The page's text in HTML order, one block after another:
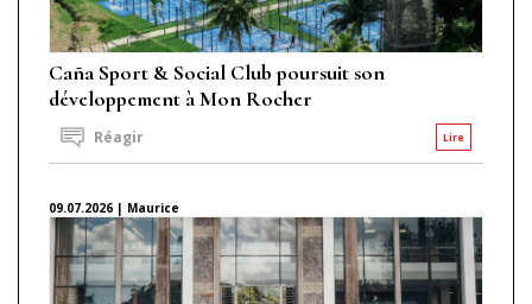
Caña Sport & Social Club poursuit son
développement à Mon Rocher
Lire
Réagir
09.07.2026 | Maurice